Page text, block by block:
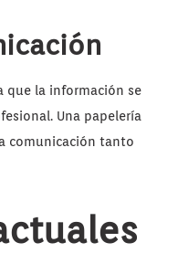
que la información se
Una papelería
comunicación tanto